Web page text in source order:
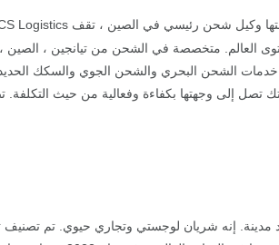
الشحن البحري والشحن الجوي والسكك
تصل إلى وجهتها بكفاءة وفعالية من حيث
إنه شريان لوجستي وتجاري حيوي. تم تصنيف